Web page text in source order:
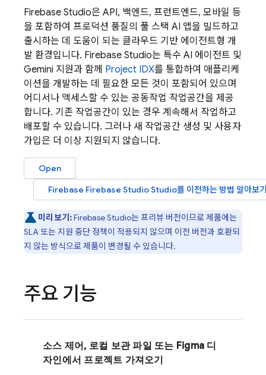
Firebase Studio은 API, 백엔드, 프런트엔드, 모바일 등
을 포함하여 프로덕션 품질의 풀 스택 AI 앱을 빌드하고
출시하는 데 도움이 되는 클라우드 기반 에이전트형 개
발 환경입니다. Firebase Studio는 특수 AI 에이전트 및
Gemini 지원과 함께 Project IDX를 통합하여 애플리케
이션을 개발하는 데 필요한 모든 것이 포함되어 있으며
어디서나 액세스할 수 있는 공동작업 작업공간을 제공
합니다. 기존 작업공간이 있는 경우 계속해서 작업하고
배포할 수 있습니다. 그러나 새 작업공간 생성 및 사용자
가입은 더 이상 지원되지 않습니다.
Open
Firebase Firebase StudioStudio를 이전하는 방법 알아보
미리보기:Firebase Studio는 프리뷰 버전이므로 제품에는
SLA 또는 지원 중단 정책이 적용되지 않으며 이전 버전과 호환되
지 않는 방식으로 제품이 변경될 수 있습니다.
주요 기능
소스 제어, 로컬 보관 파일 또는 Figma 디
자인에서 프로젝트 가져오기